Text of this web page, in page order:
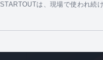
STARTOUTは、現場で使われ続